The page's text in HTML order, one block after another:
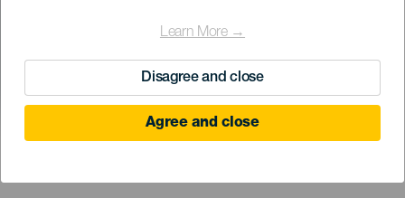
Learn More →
Disagree and close
Agree and close